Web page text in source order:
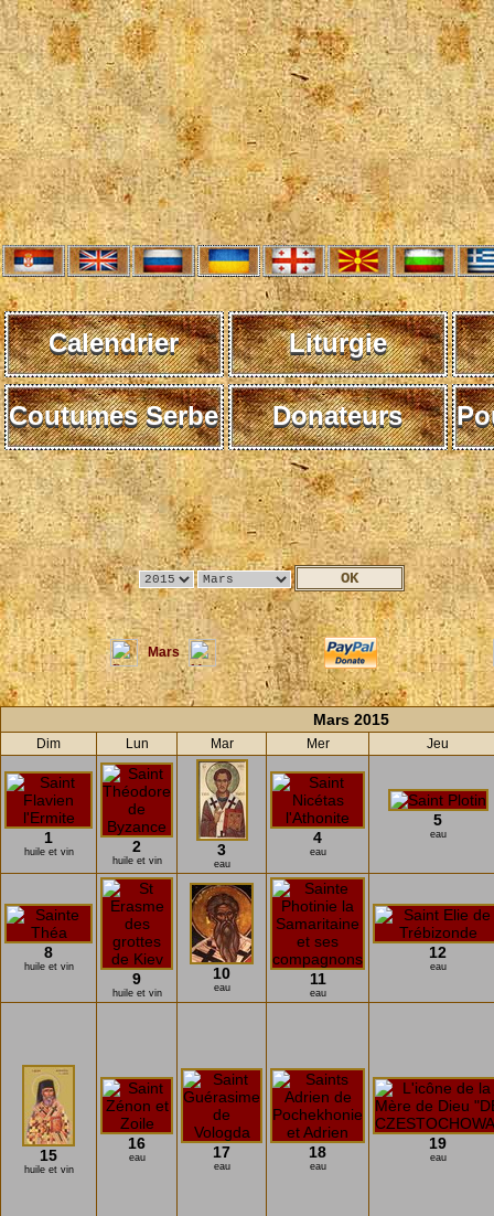
Calendrier Liturgie
Coutumes Serbe Donateurs
Mars
Mars 2015
Dim Lun Mar Mer Jeu
1
huile et vin 2
huile et vin
3
eau
4
eau
5
eau
8
huile et vin
9
huile et vin
10
eau 11
eau
12
eau
15
huile et vin
16
eau 17
eau
18
eau
19
eau